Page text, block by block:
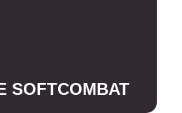
SOFTCOMBAT